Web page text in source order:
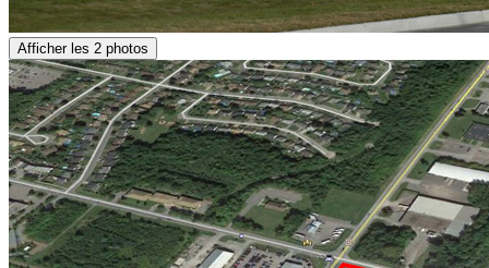
Afficher les 2 photos